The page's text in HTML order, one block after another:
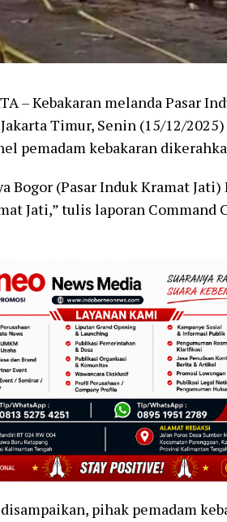
– Kebakaran melanda Pasar
Timur, Senin (15/12/
pemadam kebakaran
Bogor (Pasar Induk Kramat
Jati,” tulis laporan Command
pihak pemadam